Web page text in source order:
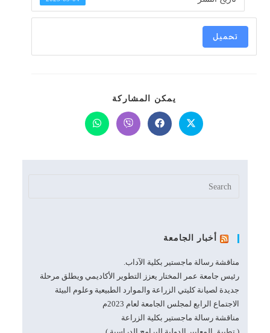
تحميل
يمكن المشاركةSHARE
THIS
CONTENT
Opens
in
window
Opens
in
window
Opens
in
window
Opens
in
window
أخبار الجامعة
مناقشة رسالة ماجستير بكلية الآداب.
رئيس جامعة عمر المختار يعزز التطوير الأكاديمي ويطلق مرحلة
جديدة لصيانة كليتي الزراعة والموارد الطبيعية وعلوم البيئة
الاجتماع الرابع لمجلس الجامعة لعام 2023م
مناقشة رسالة ماجستير بكلية الزراعة